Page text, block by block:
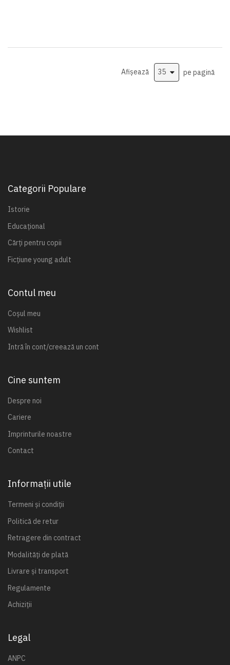
Afișează pe pagină
Categorii Populare
Istorie
Educațional
Cărți pentru copii
Ficțiune young adult
Contul meu
Coșul meu
Wishlist
Intră în cont/creează un cont
Cine suntem
Despre noi
Cariere
Imprinturile noastre
Contact
Informații utile
Termeni și condiții
Politică de retur
Retragere din contract
Modalități de plată
Livrare și transport
Regulamente
Achiziții
Legal
ANPC